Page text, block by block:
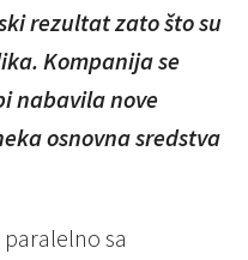
rezultat zato što su
Kompanija se
nabavila nove
osnovna sredstva
sa